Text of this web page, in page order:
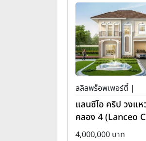
ลลิลพร็อพเพอร์ตี้ |
แลนซีโอ คริป วงแ
คลอง 4 (Lanceo
gwan Rangsit-
4,000,000 บาท